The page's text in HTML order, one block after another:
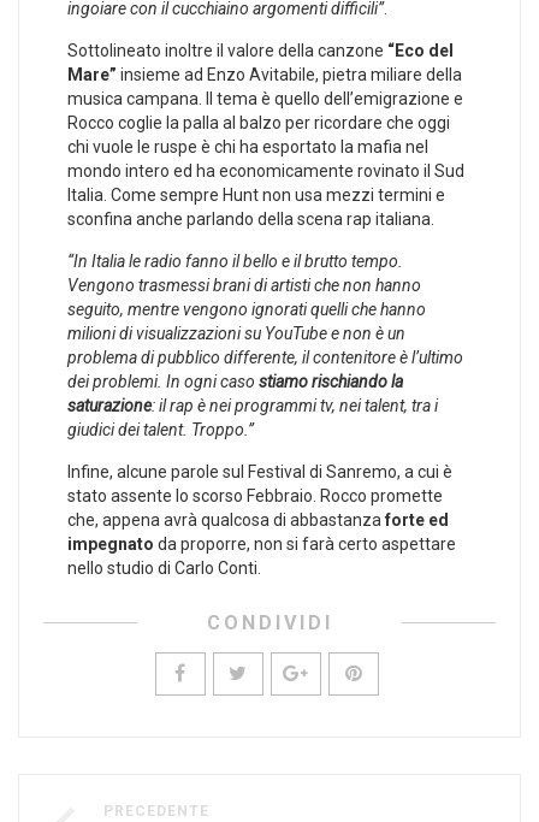
ingoiare con il cucchiaino argomenti difficili”.
Sottolineato inoltre il valore della canzone “Eco del
Mare” insieme ad Enzo Avitabile, pietra miliare della
musica campana. Il tema è quello dell’emigrazione e
Rocco coglie la palla al balzo per ricordare che oggi
chi vuole le ruspe è chi ha esportato la mafia nel
mondo intero ed ha economicamente rovinato il Sud
Italia. Come sempre Hunt non usa mezzi termini e
sconfina anche parlando della scena rap italiana.
“In Italia le radio fanno il bello e il brutto tempo.
Vengono trasmessi brani di artisti che non hanno
seguito, mentre vengono ignorati quelli che hanno
milioni di visualizzazioni su YouTube e non è un
problema di pubblico differente, il contenitore è l’ultimo
dei problemi. In ogni caso stiamo rischiando la
saturazione: il rap è nei programmi tv, nei talent, tra i
giudici dei talent. Troppo.”
Infine, alcune parole sul Festival di Sanremo, a cui è
stato assente lo scorso Febbraio. Rocco promette
che, appena avrà qualcosa di abbastanza forte ed
impegnato da proporre, non si farà certo aspettare
nello studio di Carlo Conti.
CONDIVIDI
PRECEDENTE